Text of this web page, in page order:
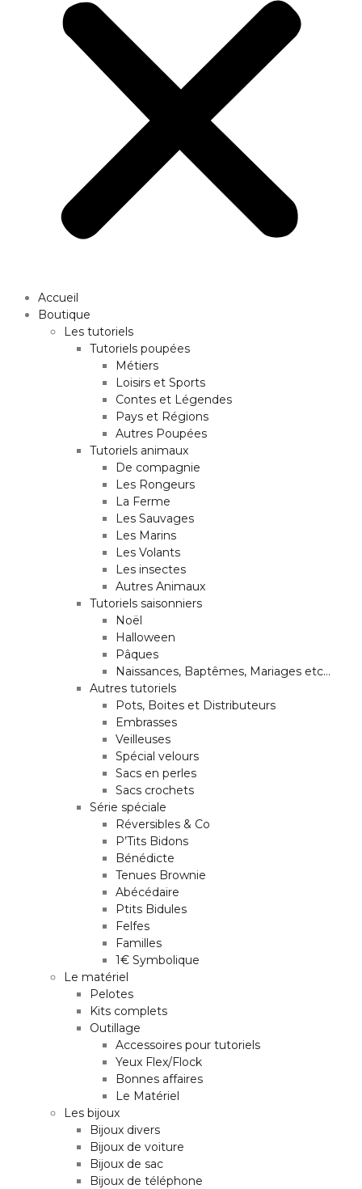
Accueil
Boutique
Les tutoriels
Tutoriels poupées
Métiers
Loisirs et Sports
Contes et Légendes
Pays et Régions
Autres Poupées
Tutoriels animaux
De compagnie
Les Rongeurs
La Ferme
Les Sauvages
Les Marins
Les Volants
Les insectes
Autres Animaux
Tutoriels saisonniers
Noël
Halloween
Pâques
Naissances, Baptêmes, Mariages etc…
Autres tutoriels
Pots, Boites et Distributeurs
Embrasses
Veilleuses
Spécial velours
Sacs en perles
Sacs crochets
Série spéciale
Réversibles & Co
P’Tits Bidons
Bénédicte
Tenues Brownie
Abécédaire
Ptits Bidules
Felfes
Familles
1€ Symbolique
Le matériel
Pelotes
Kits complets
Outillage
Accessoires pour tutoriels
Yeux Flex/Flock
Bonnes affaires
Le Matériel
Les bijoux
Bijoux divers
Bijoux de voiture
Bijoux de sac
Bijoux de téléphone